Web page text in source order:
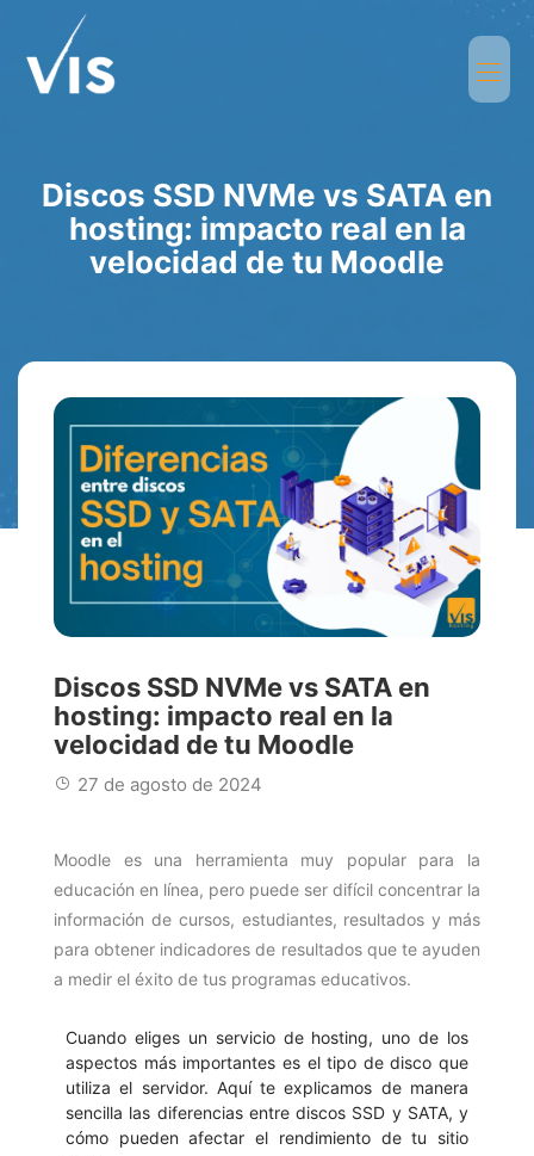
Discos SSD NVMe vs SATA en
hosting: impacto real en la
velocidad de tu Moodle
Discos SSD NVMe vs SATA en
hosting: impacto real en la
velocidad de tu Moodle
27 de agosto de 2024
Moodle es una herramienta muy popular para la
educación en línea, pero puede ser difícil concentrar la
información de cursos, estudiantes, resultados y más
para obtener indicadores de resultados que te ayuden
a medir el éxito de tus programas educativos.
Cuando eliges un servicio de hosting, uno de los
aspectos más importantes es el tipo de disco que
utiliza el servidor. Aquí te explicamos de manera
sencilla las diferencias entre discos SSD y SATA, y
cómo pueden afectar el rendimiento de tu sitio